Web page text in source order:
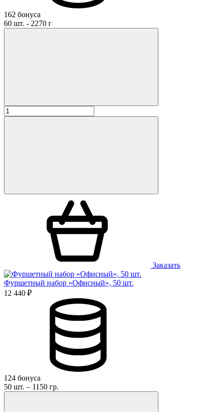
162 бонуса
60 шт. - 2270 г
Заказать
Фуршетный набор «Офисный», 50 шт.
12 440 ₽
124 бонуса
50 шт. – 1150 гр.